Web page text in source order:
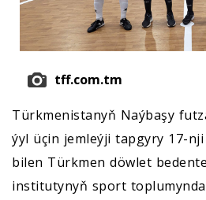
tff.com.tm
Türkmenistanyň Naýbaşy
ýyl üçin jemleýji tapgyry 17-
bilen Türkmen döwlet
institutynyň sport toplumynda